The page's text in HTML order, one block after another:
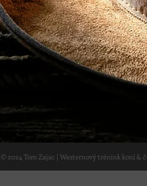
© 2024 Tom Zajac | Westernový trénink koní &